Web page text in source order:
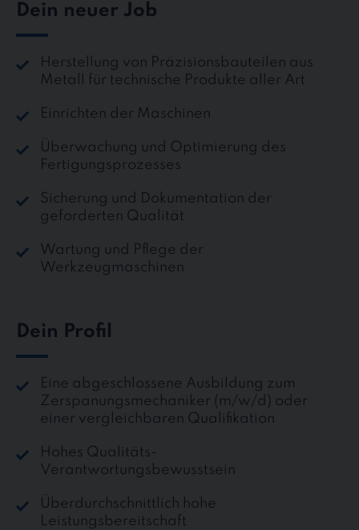
Dein neuer Job
Herstellung von Präzisionsbauteilen aus
Metall für technische Produkte aller Art
Einrichten der Maschinen
Überwachung und Optimierung des
Fertigungsprozesses
Sicherung und Dokumentation der
geforderten Qualität
Wartung und Pflege der
Werkzeugmaschinen
Dein Profil
Eine abgeschlossene Ausbildung zum
Zerspanungsmechaniker (m/w/d) oder
einer vergleichbaren Qualifikation
Hohes Qualitäts-
Verantwortungsbewusstsein
Überdurchschnittlich hohe
Leistungsbereitschaft